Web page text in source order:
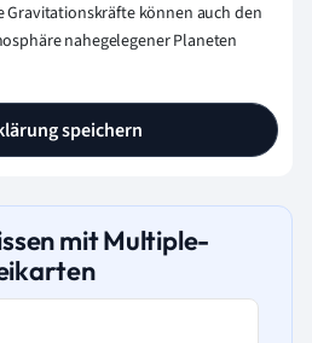
Gravitationskräfte können auch den
nahegelegener Planeten
speichern
mit Multiple-